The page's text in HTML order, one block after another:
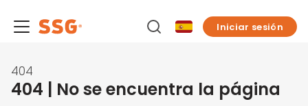
Iniciar sesión
404
404 | No se encuentra la página